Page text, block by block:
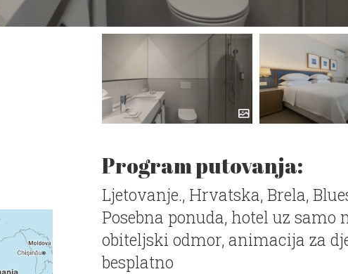
Program putovanja:
Ljetovanje., Hrvatska, Brela,
Posebna ponuda, hotel uz samo
obiteljski odmor, animacija za
besplatno